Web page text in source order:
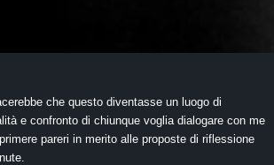
che questo diventasse un luogo di
e confronto di chiunque voglia dialogare con me
pareri in merito alle proposte di riflessione